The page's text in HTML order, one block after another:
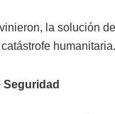
la solución
humanitaria.